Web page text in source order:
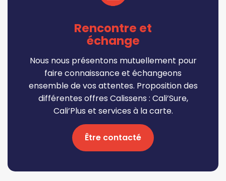
Rencontre et
échange
Nous nous présentons mutuellement pour
faire connaissance et échangeons
ensemble de vos attentes. Proposition des
différentes offres Calissens : Cali’Sure,
Cali’Plus et services à la carte.
Être contacté